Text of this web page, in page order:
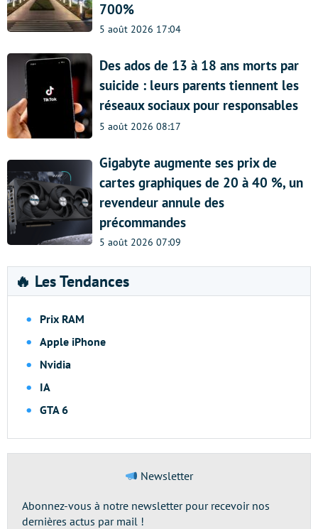
700%
5 août 2026 17:04
Des ados de 13 à 18 ans morts par
suicide : leurs parents tiennent les
réseaux sociaux pour responsables
5 août 2026 08:17
Gigabyte augmente ses prix de
cartes graphiques de 20 à 40 %, un
revendeur annule des
précommandes
5 août 2026 07:09
🔥 Les Tendances
Prix RAM
Apple iPhone
Nvidia
IA
GTA 6
Newsletter
Abonnez-vous à notre newsletter pour recevoir nos
dernières actus par mail !